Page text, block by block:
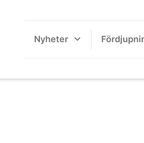
Nyheter